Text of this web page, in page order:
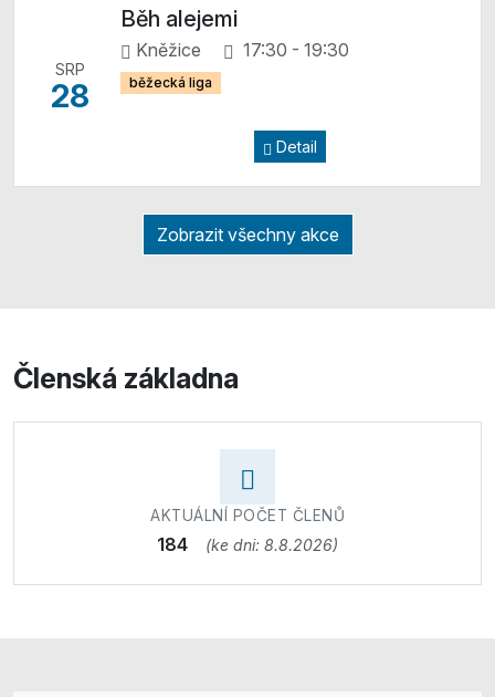
SRP
28
Běh alejemi
Kněžice 17:30 - 19:30
běžecká liga
Detail
Zobrazit všechny akce
Členská základna
AKTUÁLNÍ POČET ČLENŮ
184 (ke dni: 8.8.2026)